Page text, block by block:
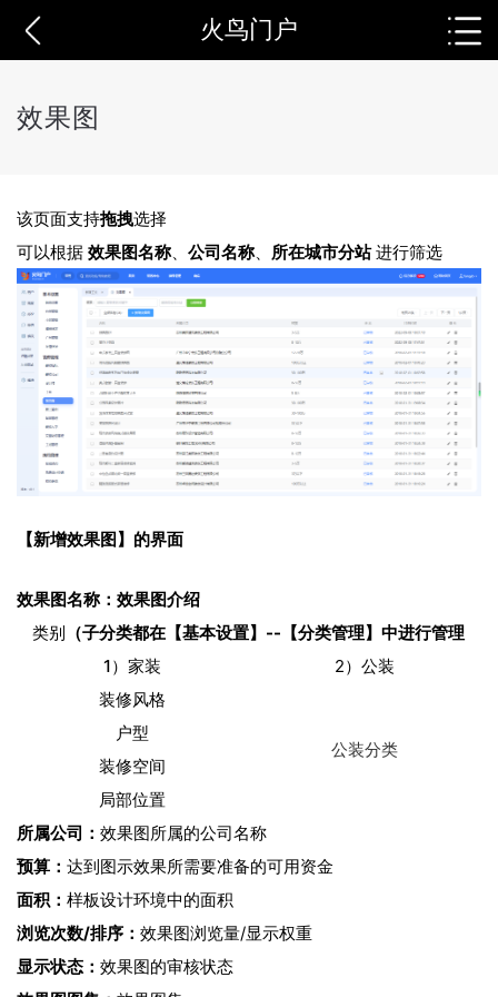
火鸟门户
效果图
该页面支持拖拽选择
可以根据 效果图名称、 公司名称、 所在城市分站进行筛选
【新增效果图】的界面
效果图名称： 效果图介绍
类别
（子分类都在【基本设置】--【分类管理】中进行管理
1）家装
2）公装
装修风格
户型
装修空间
局部位置
公装分类
所属公司： 效果图所属的公司名称
预算： 达到图示效果所需要准备的可用资金
面积： 样板设计环境中的面积
浏览次数/排序： 效果图浏览量/显示权重
显示状态： 效果图的审核状态